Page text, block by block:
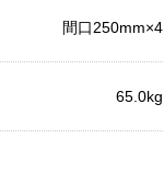
間口250mm×4
65.0kg